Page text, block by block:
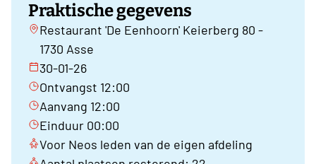
Praktische gegevens
Restaurant 'De Eenhoorn' Keierberg 80 -
1730 Asse
30-01-26
Ontvangst 12:00
Aanvang 12:00
Einduur 00:00
Voor Neos leden van de eigen afdeling